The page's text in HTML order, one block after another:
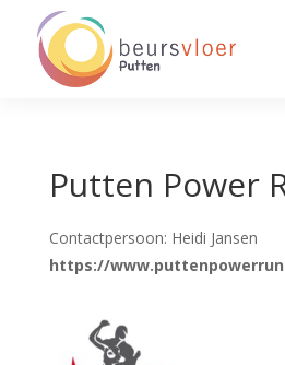
Putten Power
Contactpersoon: Heidi Jansen
https://